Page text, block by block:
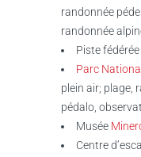
randonnée
randonnée
Piste
Parc
plein air; plage,
pédalo,
Musée
Centre